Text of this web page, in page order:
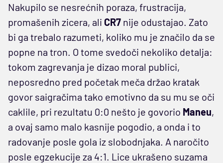
Nakupilo se nesrećnih poraza, frustracija,
promašenih zicera, ali CR7 nije odustajao. Zato
bi ga trebalo razumeti, koliko mu je značilo da se
popne na tron. O tome svedoči nekoliko detalja:
tokom zagrevanja je dizao moral publici,
neposredno pred početak meča držao kratak
govor saigračima tako emotivno da su mu se oči
caklile, pri rezultatu 0:0 nešto je govorio Maneu,
a ovaj samo malo kasnije pogodio, a onda i to
radovanje posle gola iz slobodnjaka. A naročito
posle egzekucije za 4:1. Lice ukrašeno suzama